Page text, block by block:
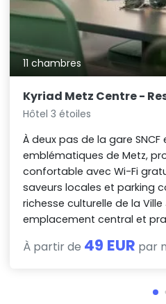
11 chambres
Kyriad Metz Centre -
Hôtel 3 étoiles
À deux pas de la gare SNCF
emblématiques de Metz,
confortable avec Wi-Fi
saveurs locales et parking
richesse culturelle de la
emplacement central et
À partir de 49 EUR par